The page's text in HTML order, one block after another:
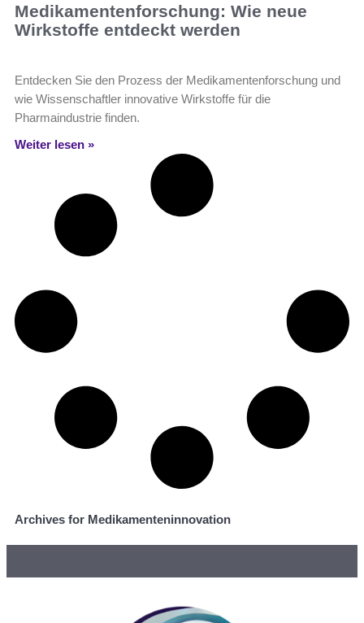
Medikamentenforschung: Wie neue
Wirkstoffe entdeckt werden
Entdecken Sie den Prozess der Medikamentenforschung und
wie Wissenschaftler innovative Wirkstoffe für die
Pharmaindustrie finden.
Weiter lesen »
Archives for Medikamenteninnovation